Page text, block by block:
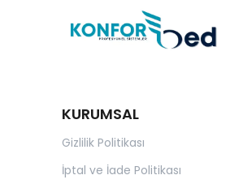
KURUMSAL
Gizlilik Politikası
İptal ve İade Politikası